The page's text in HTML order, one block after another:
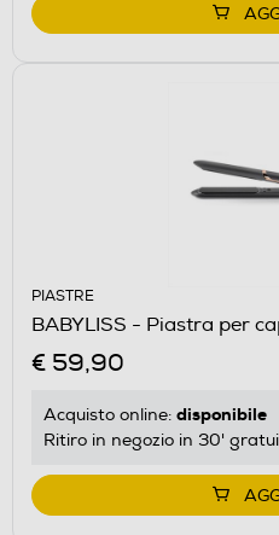
PIASTRE
BABYLISS - Piastra per
€ 59,90
Acquisto online: disponibile
Ritiro in negozio in 30'